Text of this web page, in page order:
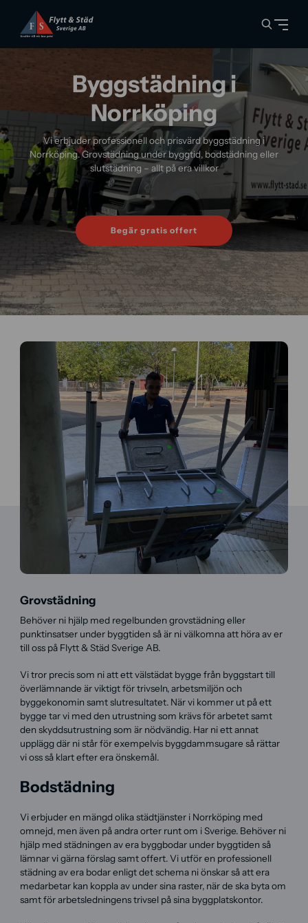
Byggstädning i
Norrköping
Vi erbjuder professionell och prisvärd byggstädning i
Norrköping. Grovstädning under byggtid, bodstädning eller
slutstädning – allt på era villkor
Begär gratis offert
Grovstädning
Behöver ni hjälp med regelbunden grovstädning eller
punktinsatser under byggtiden så är ni välkomna att höra av er
till oss på Flytt & Städ Sverige AB.
Vi tror precis som ni att ett välstädat bygge från byggstart till
överlämnande är viktigt för trivseln, arbetsmiljön och
byggekonomin samt slutresultatet. När vi kommer ut på ett
bygge tar vi med den utrustning som krävs för arbetet samt
den skyddsutrustning som är nödvändig. Har ni ett annat
upplägg där ni står för exempelvis byggdammsugare så rättar
vi oss så klart efter era önskemål.
Bodstädning
Vi erbjuder en mängd olika städtjänster i Norrköping med
omnejd, men även på andra orter runt om i Sverige. Behöver ni
hjälp med städningen av era byggbodar under byggtiden så
lämnar vi gärna förslag samt offert. Vi utför en professionell
städning av era bodar enligt det schema ni önskar så att era
medarbetar kan koppla av under sina raster, när de ska byta om
samt för arbetsledningens trivsel på sina byggplatskontor.